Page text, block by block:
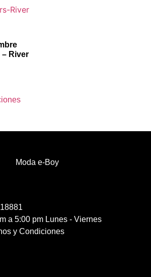
– River
Moda e-Boy
a 5:00 pm Lunes - Viernes
y Condiciones